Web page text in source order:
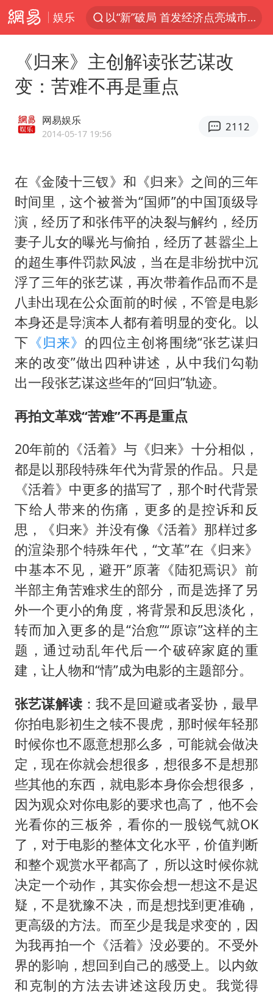
娱乐
以“新”破局 首发经济点亮城市消费活力
我国编制完成新版全月地质图
巡查组提问 工作人员偷用手机查答案
多地要求领导干部带头休假
台风白海豚进入48小时警戒线
宇树科技发行价格150.80元/股
外交部发言人就广岛核爆81周年等答记者问
佛得角门将亮相智利俱乐部主场
首次证实！“胶球”存在
民警发现救助的拾荒老人是逃犯
中方回应是否在太平洋海底开采稀土
27岁女子成组织卖淫集团主犯被通缉
奋进开新局 实干挑大梁
《归来》主创解读张艺谋改
变：苦难不再是重点
网易娱乐
2014-05-17 19:56
2112
在《金陵十三钗》和《归来》之间的三年
时间里，这个被誉为“国师”的中国顶级导
演，经历了和张伟平的决裂与解约，经历
妻子儿女的曝光与偷拍，经历了甚嚣尘上
的超生事件罚款风波，当在是非纷扰中沉
浮了三年的张艺谋，再次带着作品而不是
八卦出现在公众面前的时候，不管是电影
本身还是导演本人都有着明显的变化。以
下 《归来》 的四位主创将围绕“张艺谋归
来的改变”做出四种讲述，从中我们勾勒
出一段张艺谋这些年的“回归”轨迹。
再拍文革戏“苦难”不再是重点
20年前的《活着》与《归来》十分相似，
都是以那段特殊年代为背景的作品。只是
《活着》中更多的描写了，那个时代背景
下给人带来的伤痛，更多的是控诉和反
思，《归来》并没有像《活着》那样过多
的渲染那个特殊年代，“文革”在《归来》
中基本不见，避开”原著《陆犯焉识》前
半部主角苦难求生的部分，而是选择了另
外一个更小的角度，将背景和反思淡化，
转而加入更多的是“治愈”“原谅”这样的主
题，通过动乱年代后一个破碎家庭的重
建，让人物和“情”成为电影的主题部分。
张艺谋解读 ：我不是回避或者妥协，最早
你拍电影初生之犊不畏虎，那时候年轻那
时候你也不愿意想那么多，可能就会做决
定，现在你就会想很多，想很多不是想那
些其他的东西，就电影本身你会想很多，
因为观众对你电影的要求也高了，他不会
光看你的三板斧，看你的一股锐气就OK
了，对于电影的整体文化水平，价值判断
和整个观赏水平都高了，所以这时候你就
决定一个动作，其实你会想一想这不是迟
疑，不是犹豫不决，而是想找到更准确，
更高级的方法。而至少是我是求变的，因
为我再拍一个《活着》没必要的。不受外
界的影响，想回到自己的感受上。以内敛
和克制的方法去讲述这段历史。我觉得